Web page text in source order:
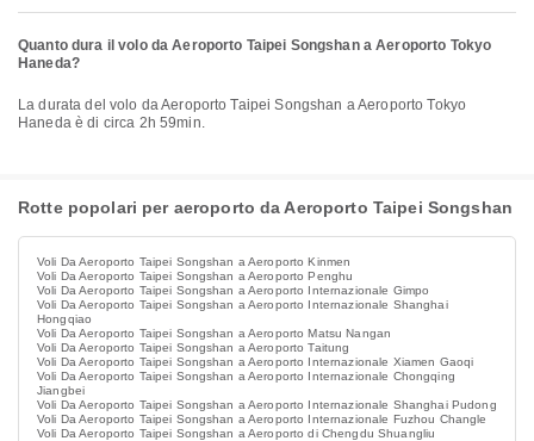
Quanto dura il volo da Aeroporto Taipei Songshan a Aeroporto Tokyo
Haneda?
La durata del volo da Aeroporto Taipei Songshan a Aeroporto Tokyo
Haneda è di circa 2h 59min.
Rotte popolari per aeroporto da Aeroporto Taipei Songshan
Voli Da Aeroporto Taipei Songshan a Aeroporto Kinmen
Voli Da Aeroporto Taipei Songshan a Aeroporto Penghu
Voli Da Aeroporto Taipei Songshan a Aeroporto Internazionale Gimpo
Voli Da Aeroporto Taipei Songshan a Aeroporto Internazionale Shanghai
Hongqiao
Voli Da Aeroporto Taipei Songshan a Aeroporto Matsu Nangan
Voli Da Aeroporto Taipei Songshan a Aeroporto Taitung
Voli Da Aeroporto Taipei Songshan a Aeroporto Internazionale Xiamen Gaoqi
Voli Da Aeroporto Taipei Songshan a Aeroporto Internazionale Chongqing
Jiangbei
Voli Da Aeroporto Taipei Songshan a Aeroporto Internazionale Shanghai Pudong
Voli Da Aeroporto Taipei Songshan a Aeroporto Internazionale Fuzhou Changle
Voli Da Aeroporto Taipei Songshan a Aeroporto di Chengdu Shuangliu